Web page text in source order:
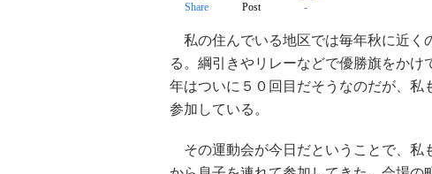
Share Post -
私の住んでいる地区では毎年秋に近く
る。綱引きやリレーなどで優勝旗をか
年はついに５０回目だそうなのだが、
参加している。
その運動会が今日だということで、私